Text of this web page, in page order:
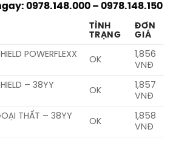
0978.148.000 – 0978.148.150
TÌNH
TRẠNG
ĐƠN
GIÁ
POWERFLEXX
OK
1,856
VNĐ
– 38YY
OK
1,857
VNĐ
THẤT – 38YY
OK
1,858
VNĐ